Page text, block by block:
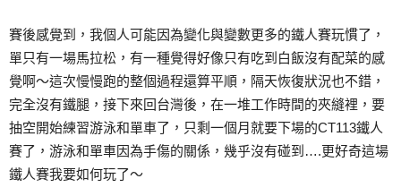
賽後感覺到，我個人可能因為變化與變數更多的鐵人賽玩慣了，
單只有一場馬拉松，有一種覺得好像只有吃到白飯沒有配菜的感
覺啊～這次慢慢跑的整個過程還算平順，隔天恢復狀況也不錯，
完全沒有鐵腿，接下來回台灣後，在一堆工作時間的夾縫裡，要
抽空開始練習游泳和單車了，只剩一個月就要下場的CT113鐵人
賽了，游泳和單車因為手傷的關係，幾乎沒有碰到….更好奇這場
鐵人賽我要如何玩了～